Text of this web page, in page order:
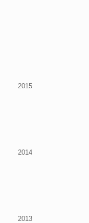
2015
2014
2013